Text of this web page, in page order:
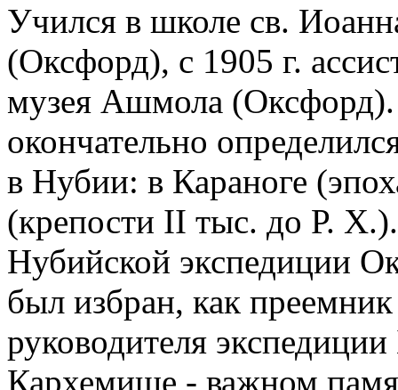
Учился в школе св.
(Оксфорд), с 1905 г.
музея Ашмола (Оксфорд).
окончательно
в Нубии: в Караноге
(крепости II тыс. до Р.
Нубийской экспедиции
был избран, как
руководителя
Кархемише - важном